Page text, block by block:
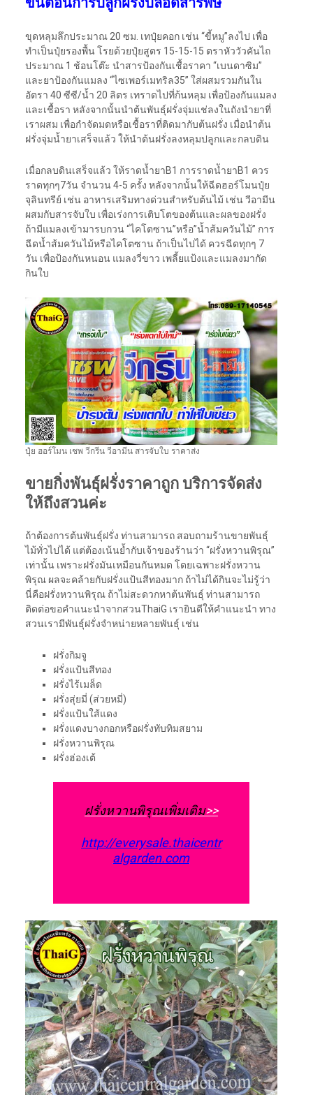
ขุดหลุมลึกประมาณ 20 ซม. เทปุ๋ยคอก เช่น “ขี้หมู”ลงไป เพื่อ
ทำเป็นปุ๋ยรองพื้น โรยด้วยปุ๋ยสูตร 15-15-15 ตราหัววัวคันไถ
ประมาณ 1 ช้อนโต๊ะ นำสารป้องกันเชื้อราคา “เบนดาซิม”
และยาป้องกันแมลง “ไซเพอร์เมทริล35” ใส่ผสมรวมกันใน
อัตรา 40 ซีซี/น้ำ 20 ลิตร เทราดไปที่ก้นหลุม เพื่อป้องกันแมลง
และเชื้อรา หลังจากนั้นนำต้นพันธุ์ฝรั่งจุ่มแช่ลงในถังนำยาที่
เราผสม เพื่อกำจัดมดหรือเชื้อราที่ติดมากับต้นฝรั่ง เมื่อนำต้น
ฝรั่งจุ่มน้ำยาเสร็จแล้ว ให้นำต้นฝรั่งลงหลุมปลูกและกลบดิน
เมื่อกลบดินเสร็จแล้ว ให้ราดน้ำยาB1 การราดนัำยาB1 ควร
ราดทุกๆ7วัน จำนวน 4-5 ครั้ง หลังจากนั้นให้ฉีดฮอร์โมนปุ๋ย
จุลินทรีย์ เช่น อาหารเสริมทางด่วนสำหรับต้นไม้ เช่น วีอามีน
ผสมกับสารจับใบ เพื่อเร่งการเติบโตของต้นและผลของฝรั่ง
ถ้ามีแมลงเข้ามารบกวน “ไคโตซาน”หรือ”น้ำส้มควันไม้” การ
ฉีดน้ำส้มควันไม้หรือไคโตซาน ถ้าเป็นไปได้ ควรฉีดทุกๆ 7
วัน เพื่อป้องกันหนอน แมลงวี่ขาว เพลี้ยแป้งและแมลงมากัด
กินใบ
ปุ๋ย ฮอร์โมน เชพ วีกรีน วีอามีน สารจับใบ ราคาส่ง
ขายกิ่งพันธุ์ฝรั่งราคาถูก บริการจัดส่ง
ให้ถึงสวนค่ะ
ถ้าต้องการต้นพันธุ์ฝรั่ง ท่านสามารถ สอบถามร้านขายพันธุ์
ไม้ทั่วไปได้ แต่ต้องเน้นย้ำกับเจ้าของร้านว่า “ฝรั่งหวานพิรุณ”
เท่านั้น เพราะฝรั่งมันเหมือนกันหมด โดยเฉพาะฝรั่งหวาน
พิรุณ ผลจะคล้ายกับฝรั่งแป้นสีทองมาก ถ้าไม่ได้กินจะไม่รู้ว่า
นี่คือฝรั่งหวานพิรุณ ถ้าไม่สะดวกหาต้นพันธุ์ ท่านสามารถ
ติดต่อขอคำแนะนำจากสวนThaiG เรายินดีให้คำแนะนำ ทาง
สวนเรามีพันธุ์ฝรั่งจำหน่ายหลายพันธุ์ เช่น
ฝรั่งกิมจู
ฝรั่งแป้นสีทอง
ฝรั่งไร้เมล็ด
ฝรั่งสุ่ยมี่ (ส่วยหมี่)
ฝรั่งแป้นใส้แดง
ฝรั่งแดงบางกอกหรือฝรั่งทับทิมสยาม
ฝรั่งหวานพิรุณ
ฝรั่งฮ่องเต้
ฝรั่งหวานพิรุณเพิ่มเติม>>
http://everysale.thaicentr
algarden.com